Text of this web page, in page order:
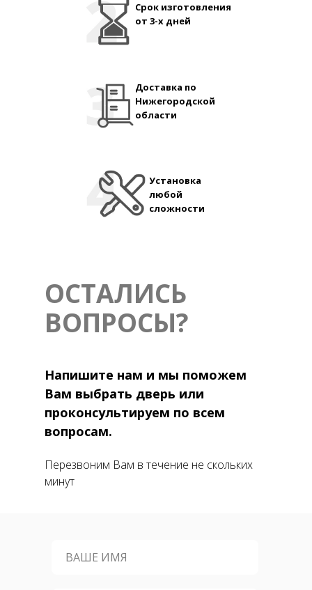
Срок изготовления
от 3-х дней
Доставка по
Нижегородской
области
Установка
любой
сложности
ОСТАЛИСЬ
ВОПРОСЫ?
Напишите нам и мы поможем
Вам выбрать дверь или
проконсультируем по всем
вопросам.
Перезвоним Вам в течение не скольких
минут